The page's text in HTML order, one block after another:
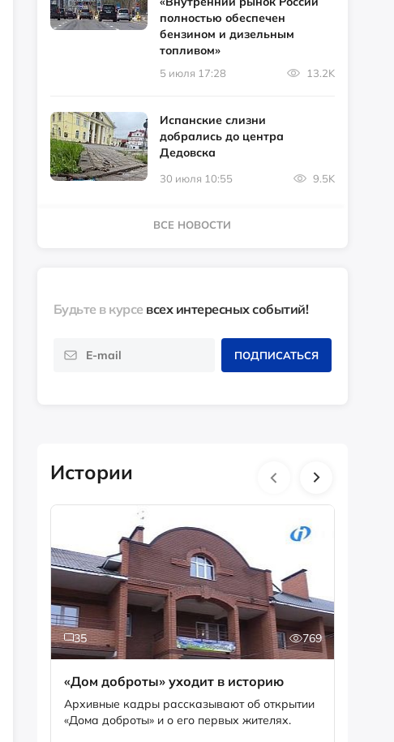
полностью обеспечен
бензином и дизельным
топливом»
5 июля 17:28 13.2K
Испанские слизни
добрались до центра
Дедовска
30 июля 10:55 9.5K
ВСЕ НОВОСТИ
Будьте в курсе всех интересных событий!
ПОДПИСАТЬСЯ
Истории
35 769
«Дом доброты» уходит в историю
Архивные кадры рассказывают об открытии
«Дома доброты» и о его первых жителях.